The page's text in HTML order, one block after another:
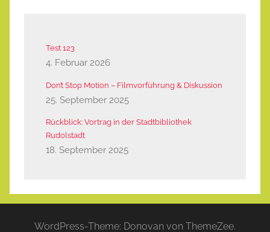
Test 123
4. Februar 2026
Don’t Stop Motion – Filmvorführung & Diskussion
25. September 2025
Rückblick: Vortrag in der Stadtbibliothek
Rudolstadt
18. September 2025
WordPress-Theme: Donovan von ThemeZee.